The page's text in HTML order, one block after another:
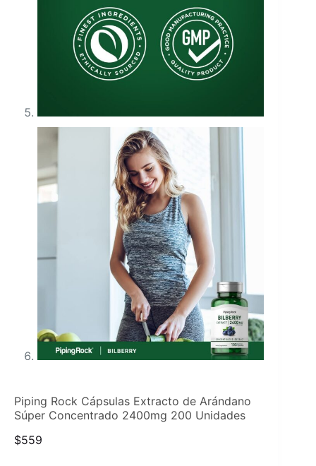
Piping Rock Cápsulas Extracto de Arándano
Súper Concentrado 2400mg 200 Unidades
$559